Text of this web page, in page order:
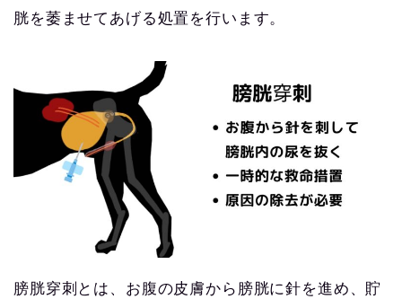
胱を萎ませてあげる処置を行います。
膀胱穿刺とは、お腹の皮膚から膀胱に針を進め、貯